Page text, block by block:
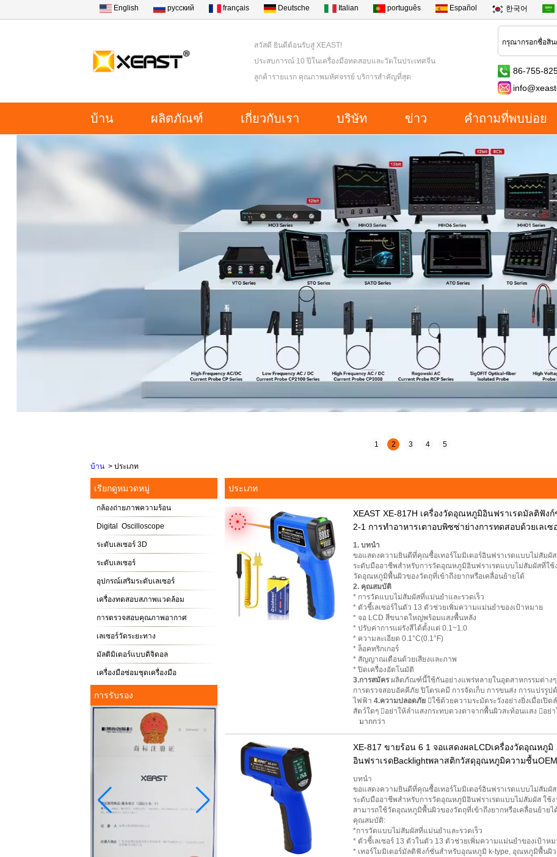
English русский français Deutsche Italian português Español 한국어
สวัสดี ยินดีต้อนรับสู่ XEAST!
ประสบการณ์ 10 ปีในเครื่องมือทดสอบและวัดในประเทศจีน
ลูกค้ารายแรก คุณภาพมหัศจรรย์ บริการสำคัญที่สุด
86-755-
บ้าน ผลิตภัณฑ์ เกี่ยวกับเรา บริษัท ข่าว คำถามที่พบบ่อย
1 2 3 4 5
บ้าน > ประเภท
เรียกดูหมวดหมู่
กล้องถ่ายภาพความร้อน
Digital Oscilloscope
ระดับเลเซอร์ 3D
ระดับเลเซอร์
อุปกรณ์เสริมระดับเลเซอร์
เครื่องทดสอบสภาพแวดล้อม
การตรวจสอบคุณภาพอากาศ
เลเซอร์วัดระยะทาง
มัลติมิเตอร์แบบดิจิตอล
เครื่องมือซ่อมชุดเครื่องมือ
การรับรอง
ประเภท
XEAST XE-817H เครื่องวัดอุณหภูมิอินฟราเรดมัลติฟัง
2-1 การทำอาหารเตาอบพิซซ่าย่างการทดสอบด้วยเลเซ
1. บทนำ
ขอแสดงความยินดีที่คุณซื้อเทอร์โมมิเตอร์อินฟราเรดแบบไม่สัม
ระดับมืออาชีพสำหรับการวัดอุณหภูมิอินฟราเรดแบบไม่สัมผัสที่ใ
วัดอุณหภูมิพื้นผิวของวัตถุที่เข้าถึงยากหรือเคลื่อนย้ายได้
2. คุณสมบัติ
* การวัดแบบไม่สัมผัสที่แม่นยำและรวดเร็ว
* ตัวชี้เลเซอร์ในตัว 13 ตัวช่วยเพิ่มความแม่นยำของเป้าหมาย
* จอ LCD สีขนาดใหญ่พร้อมแสงพื้นหลัง
* ปรับค่าการแผ่รังสีได้ตั้งแต่ 0.1~1.0
* ความละเอียด 0.1°C(0.1°F)
* ล็อคทริกเกอร์
* สัญญาณเตือนด้วยเสียงและภาพ
* ปิดเครื่องอัตโนมัติ
3.การสมัครผลิตภัณฑ์นี้ใช้กันอย่างแพร่หลายในอุตสาหกรรมต่าง
การตรวจสอบอัคคีภัย ปิโตรเคมี การจัดเก็บ การขนส่ง การแปรรู
ไฟฟ้า 4.ความปลอดภัย ใช้ด้วยความระมัดระวังอย่างยิ่งเมื่อเปิ
สัตว์ใดๆ อย่าให้ลำแสงกระทบดวงตาจากพื้นผิวสะท้อนแสง อย่า
มากกว่า
XE-817 ขายร้อน 6 1 จอแสดงผลLCDเครื่องวัดอุณหภูมิ
อินฟราเรดBacklightพลาสติกวัสดุอุณหภูมิความชื้น
บทนำ
ขอแสดงความยินดีที่คุณซื้อเทอร์โมมิเตอร์อินฟราเรดแบบไม่สัม
ระดับมืออาชีพสำหรับการวัดอุณหภูมิอินฟราเรดแบบไม่สัมผัส ใช้
สามารถใช้วัดอุณหภูมิพื้นผิวของวัตถุที่เข้าถึงยากหรือเคลื่อนย้ายไ
คุณสมบัติ:
*การวัดแบบไม่สัมผัสที่แม่นยำและรวดเร็ว
* ตัวชี้เลเซอร์ 13 ตัวในตัว 13 ตัวช่วยเพิ่มความแม่นยำของเป้าหม
* เทอร์โมมิเตอร์มัลติฟังก์ชั่นสำหรับอุณหภูมิ k-type, อุณหภูมิพื้น